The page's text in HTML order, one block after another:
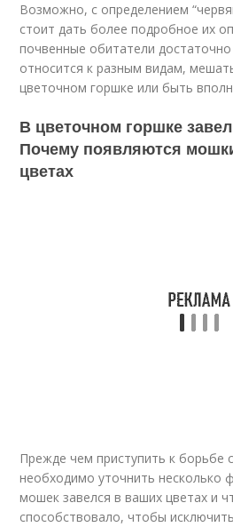
Возможно, с определением
стоит дать более подробное их
почвенные обитатели
относится к разным видам,
цветочном горшке или быть
В цветочном горшке
Почему появляются
цветах
Прежде чем приступить к борьбе
необходимо уточнить несколько
мошек завелся в ваших цветах и
способствовало, чтобы